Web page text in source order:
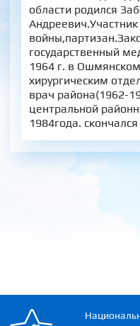
области родился
государственный
1964 г. в
хирургическим
врач района(1962-
центральной
1984года.